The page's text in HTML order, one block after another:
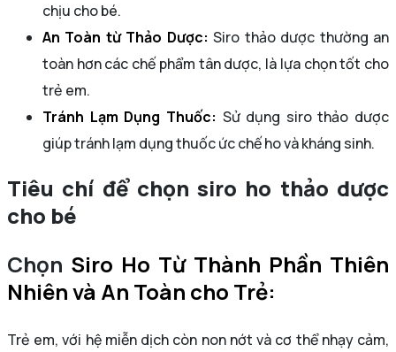
chịu cho bé.
An Toàn từ Thảo Dược: Siro thảo dược thường an
toàn hơn các chế phẩm tân dược, là lựa chọn tốt cho
trẻ em.
Tránh Lạm Dụng Thuốc: Sử dụng siro thảo dược
giúp tránh lạm dụng thuốc ức chế ho và kháng sinh.
Tiêu chí để chọn siro ho thảo dược
cho bé
Chọn Siro Ho Từ Thành Phần Thiên
Nhiên và An Toàn cho Trẻ:
Trẻ em, với hệ miễn dịch còn non nớt và cơ thể nhạy cảm,